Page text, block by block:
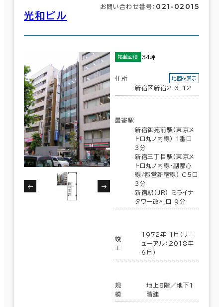
光和ビル
お問い合わせ番号： 021-02015
掲載面積 34坪
住所
新宿区新宿2-3-12
地図を表示
最寄駅
新宿御苑前駅(東京メ
トロ丸ノ内線) 1番口
3分
新宿三丁目駅(東京メ
トロ丸ノ内線･副都心
線/都営新宿線) C5口
3分
新宿駅(JR) ミライナ
タワー改札口 9分
竣
工
1972年 1月（リニ
ューアル：2018年
6月）
規
模
地上8階／地下1
階建